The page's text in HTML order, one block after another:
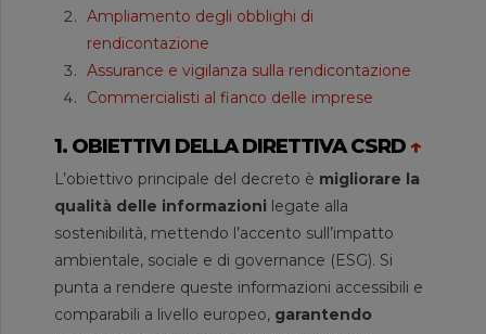
Ampliamento degli obblighi di
rendicontazione
Assurance e vigilanza sulla rendicontazione
Commercialisti al fianco delle imprese
1. OBIETTIVI DELLA DIRETTIVA CSRD ↑
L’obiettivo principale del decreto è migliorare la
qualità delle informazioni legate alla
sostenibilità, mettendo l’accento sull’impatto
ambientale, sociale e di governance (ESG). Si
punta a rendere queste informazioni accessibili e
comparabili a livello europeo, garantendo